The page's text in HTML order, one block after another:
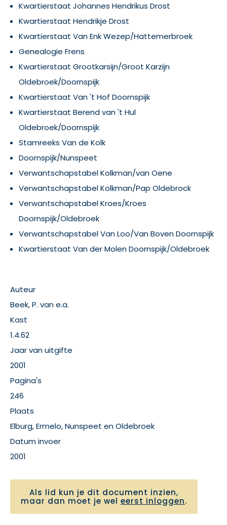
Kwartierstaat Johannes Hendrikus Drost
Kwartierstaat Hendrikje Drost
Kwartierstaat Van Enk Wezep/Hattemerbroek
Genealogie Frens
Kwartierstaat Grootkarsijn/Groot Karzijn
Oldebroek/Doornspijk
Kwartierstaat Van 't Hof Doornspijk
Kwartierstaat Berend van 't Hul
Oldebroek/Doornspijk
Stamreeks Van de Kolk
Doornspijk/Nunspeet
Verwantschapstabel Kolkman/van Oene
Verwantschapstabel Kolkman/Pap Oldebrock
Verwantschapstabel Kroes/Kroes
Doornspijk/Oldebroek
Verwantschapstabel Van Loo/Van Boven Doornspijk
Kwartierstaat Van der Molen Doornspijk/Oldebroek
Auteur
Beek, P. van e.a.
Kast
1.4.62
Jaar van uitgifte
2001
Pagina's
246
Plaats
Elburg, Ermelo, Nunspeet en Oldebroek
Datum invoer
2001
Als lid kun je dit document inzien,
maar dan moet je wel eerst inloggen.